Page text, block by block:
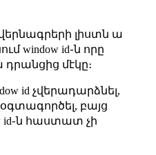
լիստն ա
window id֊ն որը
մէկը։
id չվերադարձնել,
օգտագործել, բայց
id֊ն հաստատ չի